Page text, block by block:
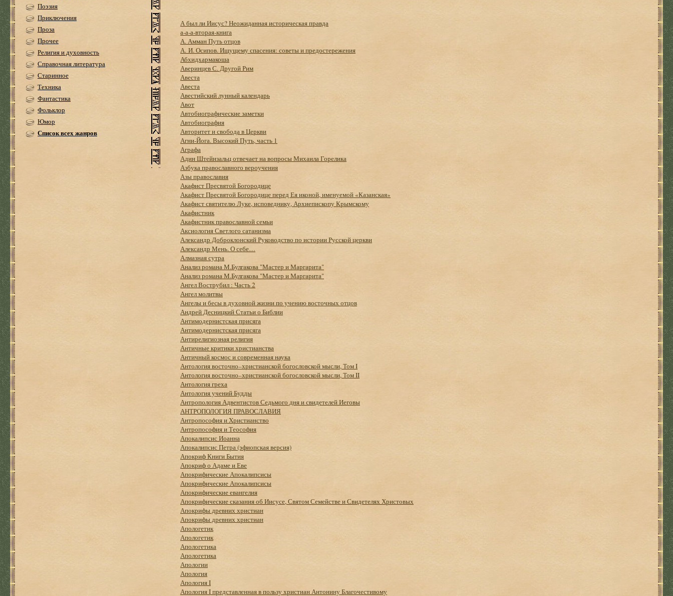
Поэзия
Приключения
Проза
Прочее
Религия и духовность
Справочная литература
Старинное
Техника
Фантастика
Фольклор
Юмор
Список всех жанров
А был ли Иисус? Неожиданная историческая правда
а-а-а-вторая-книга
А. Амман Путь отцов
А. И. Осипов. Ищущему спасения: советы и предостережения
Абхидхармакоша
Аверинцев С. Другой Рим
Авеста
Авеста
Авестийский лунный календарь
Авот
Автобиографические заметки
Автобиография
Авторитет и свобода в Церкви
Агни-Йога. Высокий Путь, часть 1
Аграфа
Адин Штейнзальц отвечает на вопросы Михаила Горелика
Азбука православного вероучения
Азы православия
Акафист Пресвятой Богородице
Акафист Пресвятой Богородице перед Ея иконой, именуемой «Казанская»
Акафист святителю Луке, исповеднику, Архиепископу Крымскому
Акафистник
Акафистник православной семьи
Аксиология Светлого сатанизма
Александр Доброклонский Руководство по истории Русской церкви
Александр Мень. О себе…
Алмазная сутра
Анализ романа М.Булгакова "Мастер и Маргарита"
Анализ романа М.Булгакова "Мастер и Маргарита"
Ангел Вострубил : Часть 2
Ангел молитвы
Ангелы и бесы в духовной жизни по учению восточных отцов
Андрей Десницкий Статьи о Библии
Антимодернистская присяга
Антимодернистская присяга
Антирелигиозная религия
Античные критики христианства
Античный космос и современная наука
Антология восточно–христианской богословской мысли, Том I
Антология восточно–христианской богословской мысли, Том II
Антология греха
Антология учений Будды
Антропология Адвентистов Седьмого дня и свидетелей Иеговы
АНТРОПОЛОГИЯ ПРАВОСЛАВИЯ
Антропософия и Xристианство
Антропософия и Теософия
Апокалипсис Иоанна
Апокалипсис Петра (эфиопская версия)
Апокриф Книги Бытия
Апокриф о Адаме и Еве
Апокрифические Апокалипсисы
Апокрифические Апокалипсисы
Апокрифические евангелия
Апокрифические сказания об Иисусе, Святом Семействе и Свидетелях Христовых
Апокрифы древних христиан
Апокрифы древних христиан
Апологетик
Апологетик
Апологетика
Апологетика
Апологии
Апология
Апология I
Апология I представленная в пользу христиан Антонину Благочестивому